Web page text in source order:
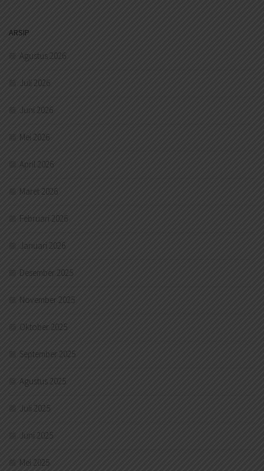
ARSIP
Agustus 2026
Juli 2026
Juni 2026
Mei 2026
April 2026
Maret 2026
Februari 2026
Januari 2026
Desember 2025
November 2025
Oktober 2025
September 2025
Agustus 2025
Juli 2025
Juni 2025
Mei 2025